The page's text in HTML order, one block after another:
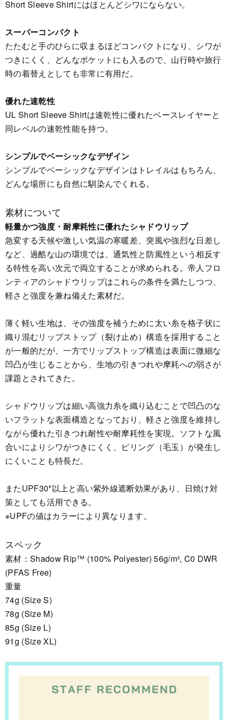
Short Sleeve Shirtにはほとんどシワにならない。
スーパーコンパクト
たたむと手のひらに収まるほどコンパクトになり、シワが
つきにくく、どんなポケットにも入るので、山行時や旅行
時の着替えとしても非常に有用だ。
優れた速乾性
UL Short Sleeve Shirtは速乾性に優れたベースレイヤーと
同レベルの速乾性能を持つ。
シンプルでベーシックなデザイン
シンプルでベーシックなデザインはトレイルはもちろん、
どんな場所にも自然に馴染んでくれる。
素材について
軽量かつ強度・耐摩耗性に優れたシャドウリップ
急変する天候や激しい気温の寒暖差、突風や強烈な日差し
など、過酷な山の環境では、通気性と防風性という相反す
る特性を高い次元で両立することが求められる。帝人フロ
ンティアのシャドウリップはこれらの条件を満たしつつ、
軽さと強度を兼ね備えた素材だ。
薄く軽い生地は、その強度を補うために太い糸を格子状に
織り混むリップストップ（裂け止め）構造を採用すること
が一般的だが、一方でリップストップ構造は表面に微細な
凹凸が生じることから、生地の引きつれや摩耗への弱さが
課題とされてきた。
シャドウリップは細い高強力糸を織り込むことで凹凸のな
いフラットな表面構造となっており、軽さと強度を維持し
ながら優れた引きつれ耐性や耐摩耗性を実現。ソフトな風
合いによりシワがつきにくく、ピリング（毛玉）が発生し
にくいことも特長だ。
またUPF30*以上と高い紫外線遮断効果があり、日焼け対
策としても活用できる。
※UPFの値はカラーにより異なります。
スペック
素材：Shadow Rip™ (100% Polyester) 56g/m², C0 DWR
(PFAS Free)
重量
74g (Size S)
78g (Size M)
85g (Size L)
91g (Size XL)